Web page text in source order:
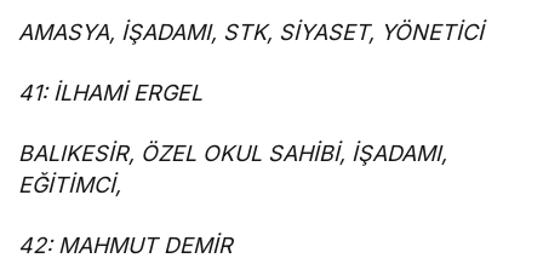
AMASYA, İŞADAMI, STK, SİYASET, YÖNETİCİ
41: İLHAMİ ERGEL
BALIKESİR, ÖZEL OKUL SAHİBİ, İŞADAMI,
EĞİTİMCİ,
42: MAHMUT DEMİR